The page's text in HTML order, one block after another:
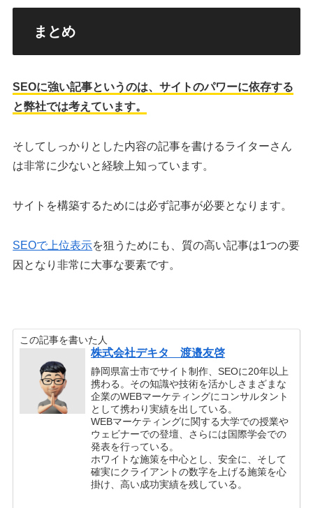
まとめ
SEOに強い記事というのは、サイトのパワーに依存する
と弊社では考えています。
そしてしっかりとした内容の記事を書けるライターさん
は非常に少ないと経験上知っています。
サイトを構築するためには必ず記事が必要となります。
SEOで上位表示を狙うためにも、質の高い記事は1つの要
因となり非常に大事な要素です。
この記事を書いた人
株式会社デキタ 渡邉友啓
静岡県富士市でサイト制作、SEOに20年以上
携わる。その知識や技術を活かしさまざまな
企業のWEBマーケティングにコンサルタント
として携わり実績を出している。
WEBマーケティングに関する大学での授業や
ウェビナーでの登壇、さらには国際学会での
発表を行っている。
ホワイトな施策を中心とし、安全に、そして
確実にクライアントの数字を上げる施策を心
掛け、高い成功実績を残している。